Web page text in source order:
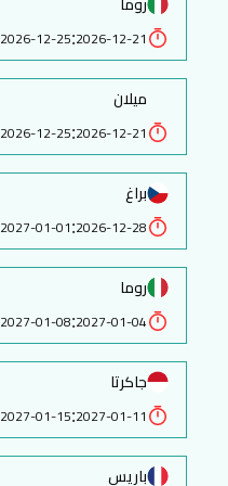
2026-12-21
:
2026-12-25
ميلان
2026-12-21
:
2026-12-25
براغ
2026-12-28
:
2027-01-01
روما
2027-01-04
:
2027-01-08
جاكرتا
2027-01-11
:
2027-01-15
باريس